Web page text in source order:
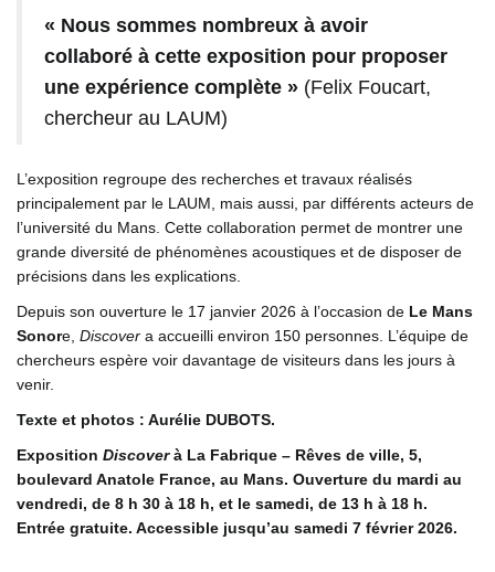
« Nous sommes nombreux à avoir
collaboré à cette exposition pour proposer
une expérience complète » (Felix Foucart,
chercheur au LAUM)
L’exposition regroupe des recherches et travaux réalisés
principalement par le LAUM, mais aussi, par différents acteurs de
l’université du Mans. Cette collaboration permet de montrer une
grande diversité de phénomènes acoustiques et de disposer de
précisions dans les explications.
Depuis son ouverture le 17 janvier 2026 à l’occasion de Le Mans
Sonore, Discover a accueilli environ 150 personnes. L’équipe de
chercheurs espère voir davantage de visiteurs dans les jours à
venir.
Texte et photos : Aurélie DUBOTS.
Exposition Discoverà La Fabrique – Rêves de ville, 5,
boulevard Anatole France, au Mans. Ouverture du mardi au
vendredi, de 8 h 30 à 18 h, et le samedi, de 13 h à 18 h.
Entrée gratuite. Accessible jusqu’au samedi 7 février 2026.